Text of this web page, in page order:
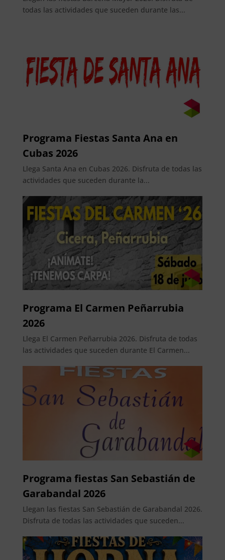
todas las actividades que suceden durante las...
Programa Fiestas Santa Ana en
Cubas 2026
Llega Santa Ana en Cubas 2026. Disfruta de todas las
actividades que suceden durante la...
Programa El Carmen Peñarrubia
2026
Llega El Carmen Peñarrubia 2026. Disfruta de todas
las actividades que suceden durante El Carmen...
Programa fiestas San Sebastián de
Garabandal 2026
Llegan las fiestas San Sebastián de Garabandal 2026.
Disfruta de todas las actividades que suceden...